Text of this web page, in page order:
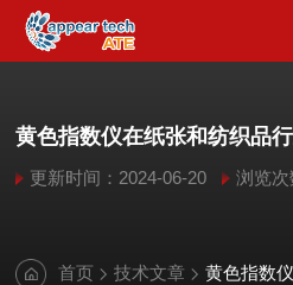
黄色指数仪在纸张和纺织品
更新时间：2024-06-20 浏览次
首页 技术文章 黄色指数仪